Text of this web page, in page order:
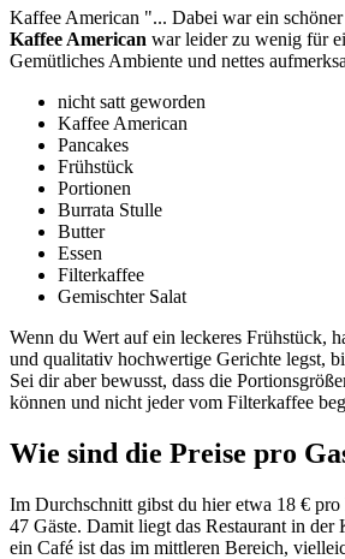
Kaffee American "... Dabei war ein
Kaffee American war leider zu wenig für
Gemütliches Ambiente und nettes
nicht satt geworden
Kaffee American
Pancakes
Frühstück
Portionen
Burrata Stulle
Butter
Essen
Filterkaffee
Gemischter Salat
Wenn du Wert auf ein leckeres Frühstück,
und qualitativ hochwertige Gerichte legst,
Sei dir aber bewusst, dass die
können und nicht jeder vom Filterkaffee
Wie sind die Preise pro
Im Durchschnitt gibst du hier etwa 18 € pro
47 Gäste. Damit liegt das Restaurant in der
ein Café ist das im mittleren Bereich,